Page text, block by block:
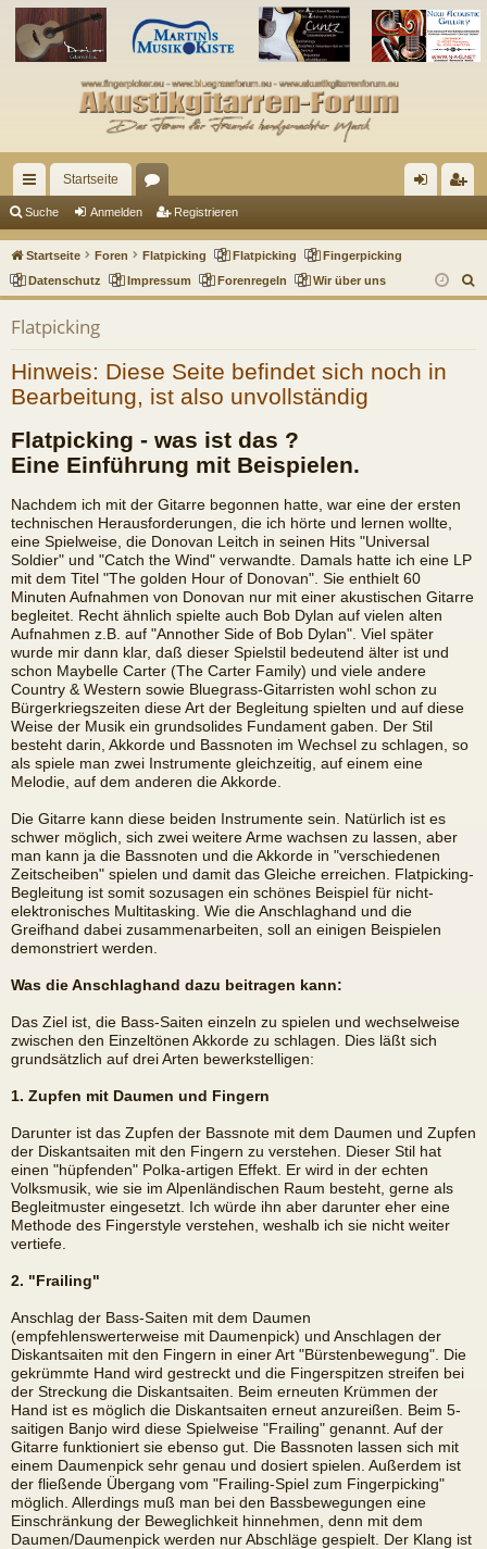
ch
ne
llz
Startseite
en m ist
rie
Suche Anmelden Registrieren
Startseite Foren Flatpicking Flatpicking
Fingerpicking
Datenschutz
Impressum Forenregeln Wir über uns
u
Flatpicking
Hinweis: Diese Seite befindet sich noch in
Bearbeitung, ist also unvollständig
Flatpicking - was ist das ?
Eine Einführung mit Beispielen.
Nachdem ich mit der Gitarre begonnen hatte, war eine der ersten
technischen Herausforderungen, die ich hörte und lernen wollte,
eine Spielweise, die Donovan Leitch in seinen Hits "Universal
Soldier" und "Catch the Wind" verwandte. Damals hatte ich eine LP
mit dem Titel "The golden Hour of Donovan". Sie enthielt 60
Minuten Aufnahmen von Donovan nur mit einer akustischen Gitarre
begleitet. Recht ähnlich spielte auch Bob Dylan auf vielen alten
Aufnahmen z.B. auf "Annother Side of Bob Dylan". Viel später
wurde mir dann klar, daß dieser Spielstil bedeutend älter ist und
schon Maybelle Carter (The Carter Family) und viele andere
Country & Western sowie Bluegrass-Gitarristen wohl schon zu
Bürgerkriegszeiten diese Art der Begleitung spielten und auf diese
Weise der Musik ein grundsolides Fundament gaben. Der Stil
besteht darin, Akkorde und Bassnoten im Wechsel zu schlagen, so
als spiele man zwei Instrumente gleichzeitig, auf einem eine
Melodie, auf dem anderen die Akkorde.
Die Gitarre kann diese beiden Instrumente sein. Natürlich ist es
schwer möglich, sich zwei weitere Arme wachsen zu lassen, aber
man kann ja die Bassnoten und die Akkorde in "verschiedenen
Zeitscheiben" spielen und damit das Gleiche erreichen. Flatpicking-
Begleitung ist somit sozusagen ein schönes Beispiel für nicht-
elektronisches Multitasking. Wie die Anschlaghand und die
Greifhand dabei zusammenarbeiten, soll an einigen Beispielen
demonstriert werden.
Was die Anschlaghand dazu beitragen kann:
Das Ziel ist, die Bass-Saiten einzeln zu spielen und wechselweise
zwischen den Einzeltönen Akkorde zu schlagen. Dies läßt sich
grundsätzlich auf drei Arten bewerkstelligen:
1. Zupfen mit Daumen und Fingern
Darunter ist das Zupfen der Bassnote mit dem Daumen und Zupfen
der Diskantsaiten mit den Fingern zu verstehen. Dieser Stil hat
einen "hüpfenden" Polka-artigen Effekt. Er wird in der echten
Volksmusik, wie sie im Alpenländischen Raum besteht, gerne als
Begleitmuster eingesetzt. Ich würde ihn aber darunter eher eine
Methode des Fingerstyle verstehen, weshalb ich sie nicht weiter
vertiefe.
2. "Frailing"
Anschlag der Bass-Saiten mit dem Daumen
(empfehlenswerterweise mit Daumenpick) und Anschlagen der
Diskantsaiten mit den Fingern in einer Art "Bürstenbewegung". Die
gekrümmte Hand wird gestreckt und die Fingerspitzen streifen bei
der Streckung die Diskantsaiten. Beim erneuten Krümmen der
Hand ist es möglich die Diskantsaiten erneut anzureißen. Beim 5-
saitigen Banjo wird diese Spielweise "Frailing" genannt. Auf der
Gitarre funktioniert sie ebenso gut. Die Bassnoten lassen sich mit
einem Daumenpick sehr genau und dosiert spielen. Außerdem ist
der fließende Übergang vom "Frailing-Spiel zum Fingerpicking"
möglich. Allerdings muß man bei den Bassbewegungen eine
Einschränkung der Beweglichkeit hinnehmen, denn mit dem
Daumen/Daumenpick werden nur Abschläge gespielt. Der Klang ist